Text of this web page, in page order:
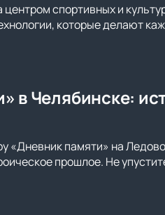
спортивных и
которые делают
в Челябинске:
«Дневник памяти» на
прошлое. Не